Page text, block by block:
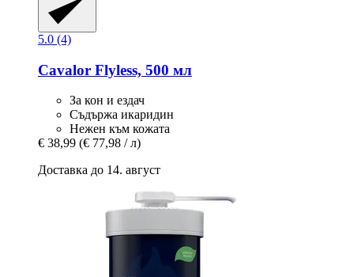
5.0 (4)
Cavalor Flyless, 500 мл
За кон и ездач
Съдържа икаридин
Нежен към кожата
€ 38,99 (€ 77,98 / л)
Доставка до 14. август